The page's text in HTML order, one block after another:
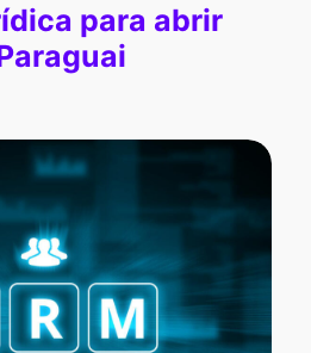
para abrir